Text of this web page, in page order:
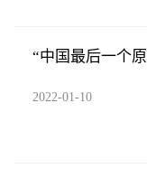
“中国最后一个
2022-01-10